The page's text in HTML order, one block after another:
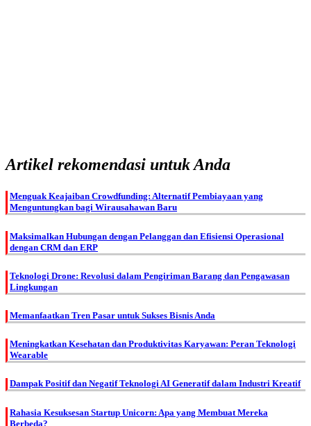
Artikel rekomendasi untuk Anda
Menguak Keajaiban Crowdfunding: Alternatif Pembiayaan yang
Menguntungkan bagi Wirausahawan Baru
Maksimalkan Hubungan dengan Pelanggan dan Efisiensi Operasional
dengan CRM dan ERP
Teknologi Drone: Revolusi dalam Pengiriman Barang dan Pengawasan
Lingkungan
Memanfaatkan Tren Pasar untuk Sukses Bisnis Anda
Meningkatkan Kesehatan dan Produktivitas Karyawan: Peran Teknologi
Wearable
Dampak Positif dan Negatif Teknologi AI Generatif dalam Industri Kreatif
Rahasia Kesuksesan Startup Unicorn: Apa yang Membuat Mereka
Berbeda?